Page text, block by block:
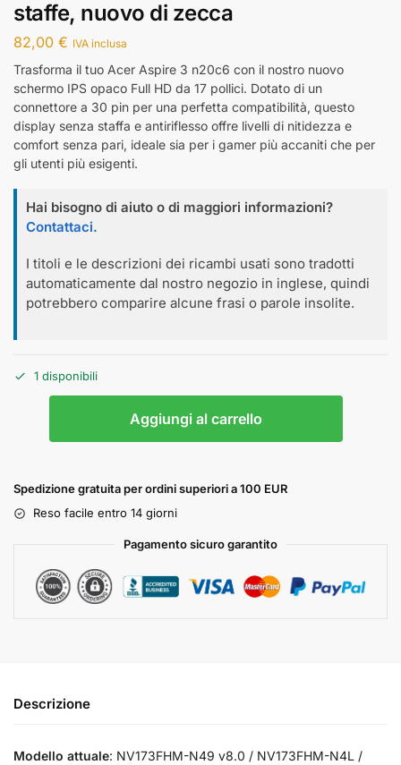
staffe, nuovo di zecca
82,00 € IVA inclusa
Trasforma il tuo Acer Aspire 3 n20c6 con il nostro nuovo
schermo IPS opaco Full HD da 17 pollici. Dotato di un
connettore a 30 pin per una perfetta compatibilità, questo
display senza staffa e antiriflesso offre livelli di nitidezza e
comfort senza pari, ideale sia per i gamer più accaniti che per
gli utenti più esigenti.
Hai bisogno di aiuto o di maggiori informazioni?
Contattaci.
I titoli e le descrizioni dei ricambi usati sono tradotti
automaticamente dal nostro negozio in inglese, quindi
potrebbero comparire alcune frasi o parole insolite.
1 disponibili
Aggiungi al carrello
Spedizione gratuita per ordini superiori a 100 EUR
Reso facile entro 14 giorni
Pagamento sicuro garantito
Descrizione
Modello attuale: NV173FHM-N49 v8.0 / NV173FHM-N4L /